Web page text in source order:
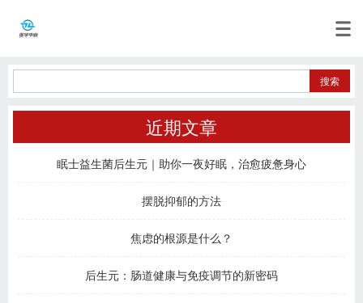
近期文章
眠士益生菌后生元｜助你一夜好眠，治愈疲惫身心
摆脱抑郁的方法
焦虑的根源是什么？
后生元：肠道健康与免疫调节的新密码